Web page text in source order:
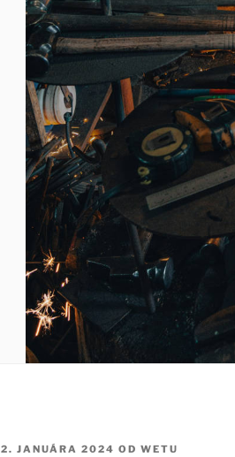
PUBLIKOVANÉ
2. JANUÁRA 2024 OD WETU